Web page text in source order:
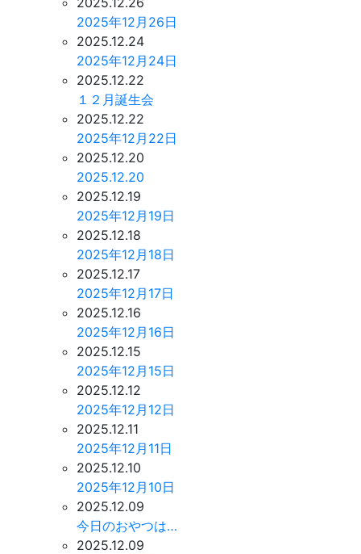
2025年12月26日
2025.12.24
2025年12月24日
2025.12.22
１２月誕生会
2025.12.22
2025年12月22日
2025.12.20
2025.12.20
2025.12.19
2025年12月19日
2025.12.18
2025年12月18日
2025.12.17
2025年12月17日
2025.12.16
2025年12月16日
2025.12.15
2025年12月15日
2025.12.12
2025年12月12日
2025.12.11
2025年12月11日
2025.12.10
2025年12月10日
2025.12.09
今日のおやつは…
2025.12.09